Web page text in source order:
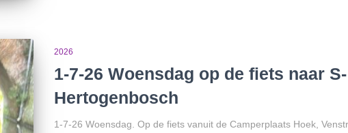
2026
1-7-26 Woensdag op de fiets naar S-
Hertogenbosch
1-7-26 Woensdag. Op de fiets vanuit de Camperplaats Hoek,